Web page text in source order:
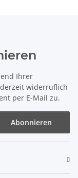
Ihrer
widerruflich
per E-Mail zu.
Abonnieren